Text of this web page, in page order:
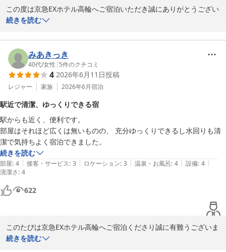
この度は京急EXホテル高輪へご宿泊いただき誠にありがとうござい
ます。
ご滞在中はおおむね快適にお過ごしいただけたご様子で安心いたし
ました。
ご朝食に関する貴重なご投稿御礼申し上げます。ご案内が分かりづ
らく大変申し訳ございませんでした。
ご朝食は当館併設のロイヤルホストにて、メニューは和食・洋食の
ーもしくは、朝食付プランに実際のプレート画像を掲載しておりま
すのでぜひご参照ください。
皆様からのご意見ご感想をもとにより良いホテルを目指してまいり
ますので、今後もご愛顧いただけますと幸いです。
またお客様をお出迎えできる日を心より楽しみにしております。
京急EXホテル高輪
京急ＥＸホテル高輪（２０２６年２月２７日リニューアルオープ
ン）
2026-07-02
続きを読む
みあきっき
40代/女性 | 5件のクチコミ
4 2026年6月11日投稿
レジャー 家族 2026年6月宿泊
駅近で清潔、ゆっくりできる宿
駅からも近く、便利です。
部屋はそれほど広くは無いものの、 充分ゆっくりできるし水回りも清
潔で気持ちよく宿泊できました。
続きを読む
部屋: 4 | 接客・サービス: 3 | ロケーション: 3 | 温泉・お風呂: 4 | 設備: 4 |
清潔さ: 4
622
このたびは京急EXホテル高輪へご宿泊くださり誠に有難うございま
す。
続きを読む